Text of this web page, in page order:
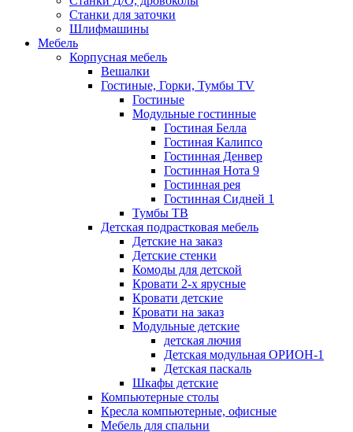
Станки для заточки
Шлифмашины
Мебель
Корпусная мебель
Вешалки
Гостиные, Горки, Тумбы TV
Гостиные
Модульные гостинные
Гостиная Белла
Гостиная Калипсо
Гостинная Денвер
Гостинная Нота 9
Гостинная рея
Гостинная Сидней 1
Тумбы ТВ
Детская подрастковая мебель
Детские на заказ
Детские стенки
Комоды для детской
Кровати 2-х ярусные
Кровати детские
Кровати на заказ
Модульные детские
детская лючия
Детская модульная ОРИОН-1
Детская паскаль
Шкафы детские
Компьютерные столы
Кресла компьютерные, офисные
Мебель для спальни